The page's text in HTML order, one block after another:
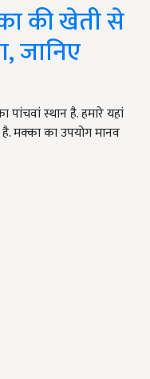
की खेती से
जानिए
पांचवां स्थान है. हमारे यहां
मक्का का उपयोग मानव